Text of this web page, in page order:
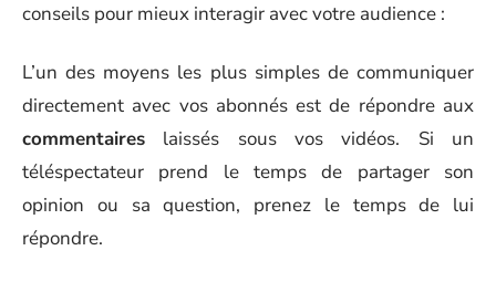
conseils pour mieux interagir avec votre audience :
L’un des moyens les plus simples de communiquer
directement avec vos abonnés est de répondre aux
commentaires laissés sous vos vidéos. Si un
téléspectateur prend le temps de partager son
opinion ou sa question, prenez le temps de lui
répondre.